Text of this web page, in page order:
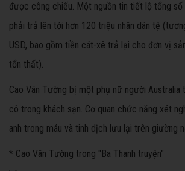
được công chiếu. Một nguồn tin tiết lộ tổng số
phải trả lên tới hơn 120 triệu nhân dân tệ
USD, bao gồm tiền cát-xê trả lại cho đơn vị
tổn thất).
Cao Vân Tường bị một phụ nữ người Australia
cô trong khách sạn. Cơ quan chức năng xét
anh trong máu và tinh dịch lưu lại trên giường
* Cao Vân Tường trong "Ba Thanh truyện"